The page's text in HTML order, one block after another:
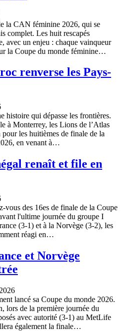
la CAN féminine 2026, qui se
complet. Les huit rescapés
avec un enjeu : chaque vainqueur
la Coupe du monde féminine…
renverse les Pays-
histoire qui dépasse les frontières.
à Monterrey, les Lions de l’Atlas
les huitièmes de finale de la
en venant à…
renaît et file en
vous des 16es de finale de la Coupe
l'ultime journée du groupe I
(3-1) et à la Norvège (3-2), les
réagi en…
et Norvège
lancé sa Coupe du monde 2026.
lors de la première journée du
avec autorité (3-1) au MetLife
également la finale…